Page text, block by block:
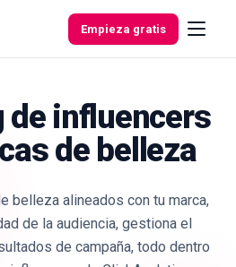
Empieza gratis
de influencers
de belleza
belleza alineados con tu marca,
de la audiencia, gestiona el
de campaña, todo dentro